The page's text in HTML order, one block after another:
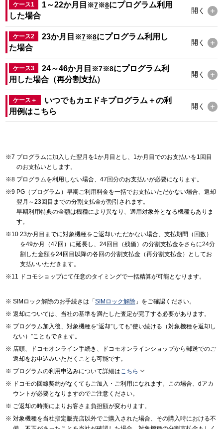
ケース1 1～22か月目 ※7※8にプログラム利用
した場合
開く
ケース2 23か月目 ※7※8にプログラム利用し
た場合
開く
ケース3 24～46か月目 ※7※8にプログラム利
用した場合（再分割支払）
開く
ケース＋
いつでもカエドキプログラム＋の利
用例はこちら
開く
プログラムに加入した翌月を1か月目とし、1か月目でのお支払いを1回目
のお支払いとします。
プログラムを利用しない場合、47回分のお支払いが必要になります。
PG（プログラム）早期ご利用料金を一括でお支払いただかない場合、返却
翌月～23回目までの分割支払金が割引されます。
早期利用特典の金額は機種により異なり、適用対象外となる機種もありま
す。
23か月目までに対象機種をご返却いただかない場合、支払期間（回数）
を49か月（47回）に延長し、24回目（残価）の分割支払金をさらに24分
割した金額を24回目以降の各回の分割支払金（再分割支払金）としてお
支払いいただきます。
ドコモショップにて任意のタイミングで一括精算が可能となります。
SIMロック解除のお手続きは「 SIMロック解除 」をご確認ください。
返却については、当社の基準を満たした査定が完了する必要があります。
プログラム加入後、対象機種を“返却”しても“使い続ける（対象機種を返却し
ない）”こともできます。
店頭、ドコモオンライン手続き、ドコモオンラインショップから郵送でのご
返却をお申込みいただくことも可能です。
プログラムの利用申込みについて詳細はこちら 
ドコモの回線契約がなくてもご加入・ご利用になれます。この場合、dアカ
ウントが必要となりますのでご注意ください。
ご返却の時期によりお客さま負担額が変わります。
対象機種を当社指定販売店以外でご購入された場合、その購入時における不